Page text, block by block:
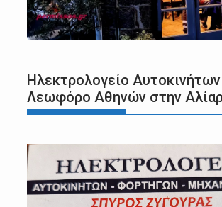
Ηλεκτρολογείο
Λεωφόρο Αθηνών στην